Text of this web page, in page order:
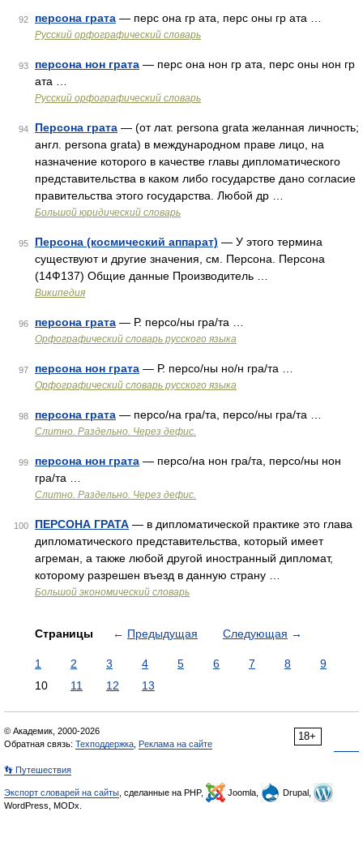
92 персона грата — перс она гр ата, перс оны гр ата …
Русский орфографический словарь
93 персона нон грата — перс она нон гр ата, перс оны нон гр
ата …
Русский орфографический словарь
94 Персона грата — (от лат. persona grata желанная личность;
англ. persona grata) в международном праве лицо, на
назначение которого в качестве главы дипломатического
представительства в каком либо государстве дано согласие
правительства этого государства. Любой др …
Большой юридический словарь
95 Персона (космический аппарат) — У этого термина
существуют и другие значения, см. Персона. Персона
(14Ф137) Общие данные Производитель …
Википедия
96 персона грата — Р. персо/ны гра/та …
Орфографический словарь русского языка
97 персона нон грата — Р. персо/ны но/н гра/та …
Орфографический словарь русского языка
98 персона грата — персо/на гра/та, персо/ны гра/та …
Слитно. Раздельно. Через дефис.
99 персона нон грата — персо/на нон гра/та, персо/ны нон
гра/та …
Слитно. Раздельно. Через дефис.
100 ПЕРСОНА ГРАТА — в дипломатической практике это глава
дипломатического представительства, который имеет
агреман, а также любой другой иностранный дипломат,
которому разрешен въезд в данную страну …
Большой экономический словарь
Страницы ← Предыдущая Следующая →
1 2 3 4 5 6 7 8
9
10
11 12 13
18+
© Академик, 2000-2026
Обратная связь: Техподдержка Реклама на сайте
👣 Путешествия
Экспорт словарей на сайты , сделанные на PHP, Joomla,
Drupal,
WordPress, MODx.